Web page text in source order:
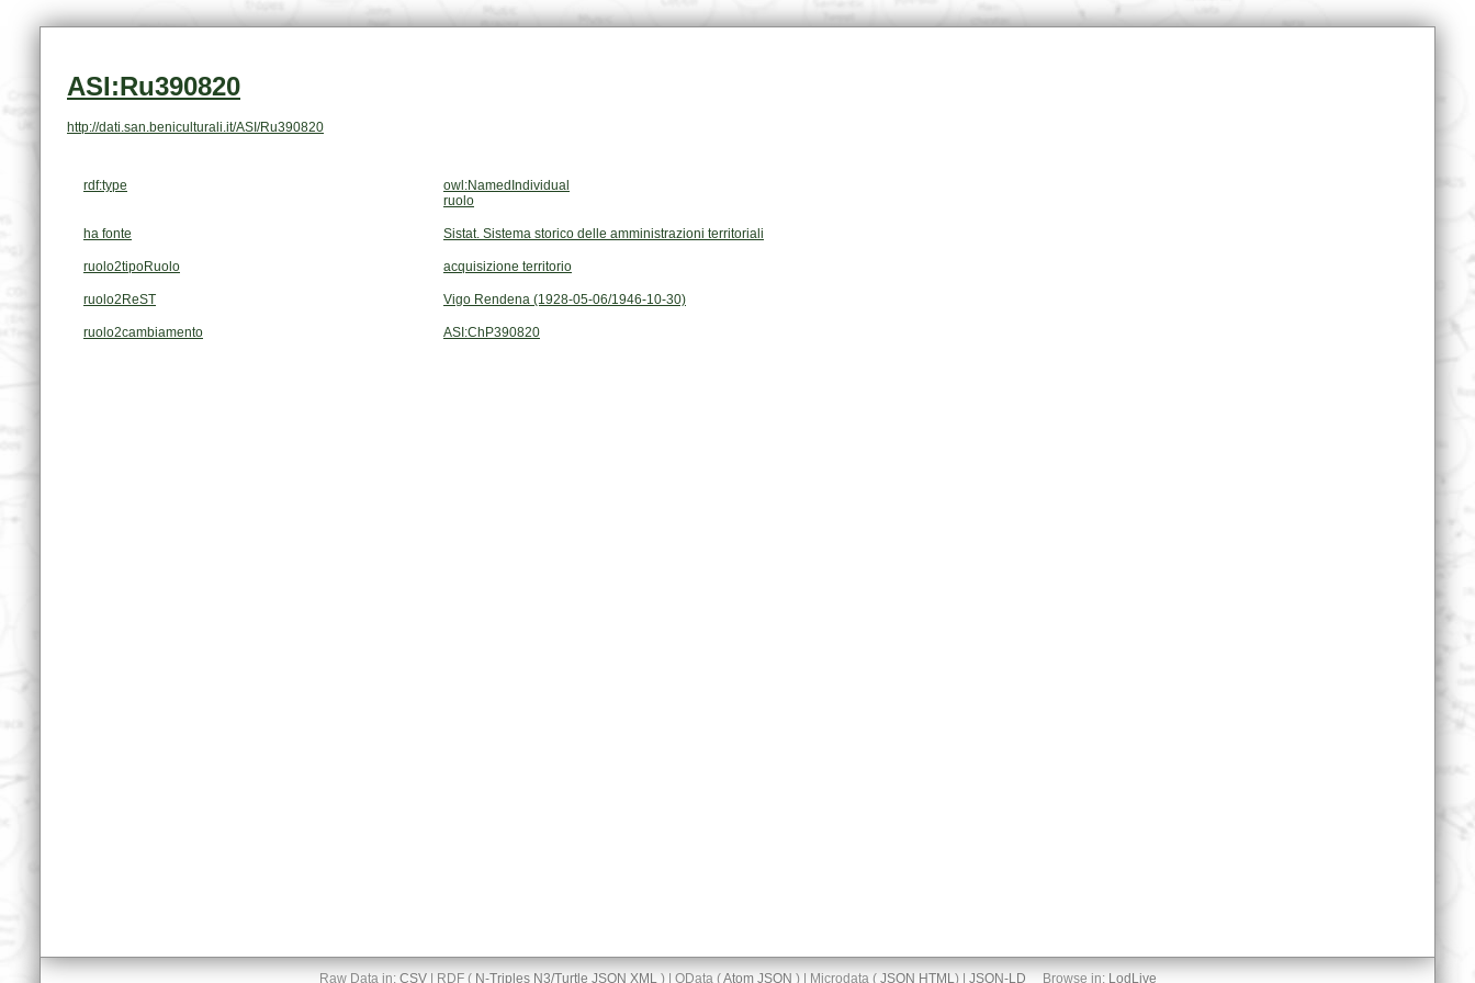
ASI:Ru390820
http://dati.san.beniculturali.it/ASI/Ru390820
rdf:type
owl:NamedIndividual
ruolo
ha fonte Sistat. Sistema storico delle amministrazioni territoriali
ruolo2tipoRuolo acquisizione territorio
ruolo2ReST Vigo Rendena (1928-05-06/1946-10-30)
ruolo2cambiamento ASI:ChP390820
Raw Data in: CSV| RDF ( N-Triples N3/Turtle JSON XML) | OData (Atom JSON ) | Microdata ( JSON HTML) | JSON-LD Browse in: LodLive